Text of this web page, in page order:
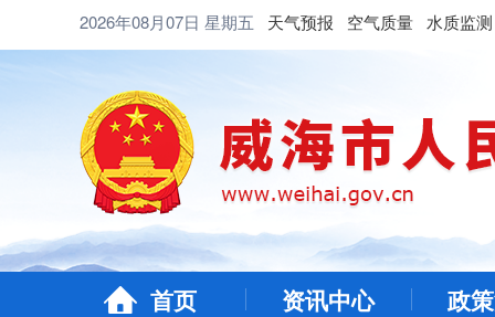
2026年08月07日 星期五 天气预报 空气质量 水质监测
首页 资讯中心 政